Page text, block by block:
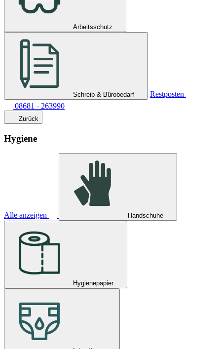
Arbeitsschutz
Schreib & Bürobedarf
Restposten
08681 - 263990
Zurück
Hygiene
Alle anzeigen Handschuhe
Hygienepapier